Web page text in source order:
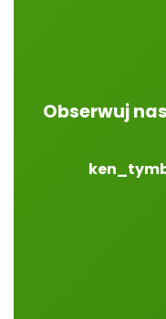
Obserwuj